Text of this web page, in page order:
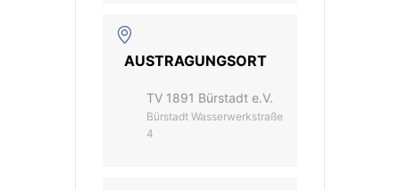
AUSTRAGUNGSORT
TV 1891 Bürstadt e.V.
Bürstadt Wasserwerkstraße
4